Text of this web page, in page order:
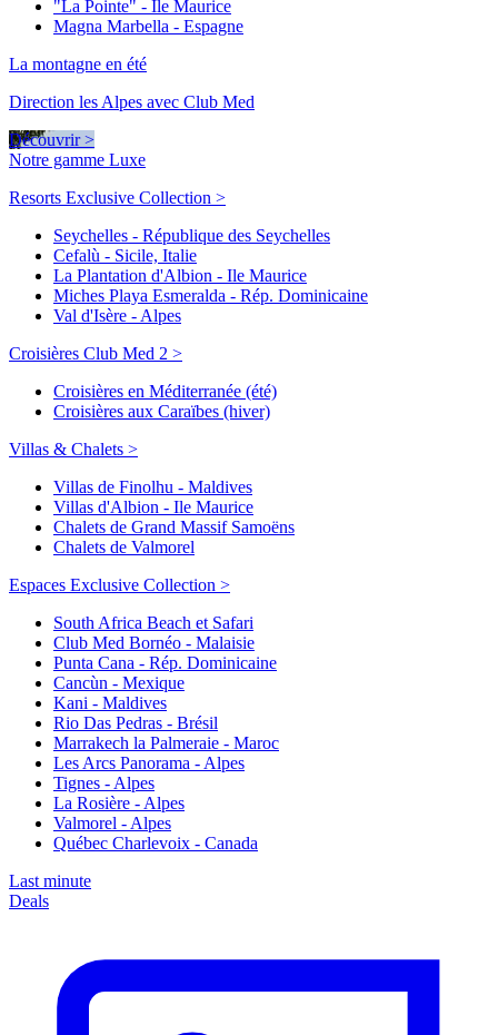
"La Pointe" - Ile Maurice
Magna Marbella - Espagne
La montagne en été
Direction les Alpes avec Club Med
Découvrir >
Notre gamme Luxe
Resorts Exclusive Collection >
Seychelles - République des Seychelles
Cefalù - Sicile, Italie
La Plantation d'Albion - Ile Maurice
Miches Playa Esmeralda - Rép. Dominicaine
Val d'Isère - Alpes
Croisières Club Med 2 >
Croisières en Méditerranée (été)
Croisières aux Caraïbes (hiver)
Villas & Chalets >
Villas de Finolhu - Maldives
Villas d'Albion - Ile Maurice
Chalets de Grand Massif Samoëns
Chalets de Valmorel
Espaces Exclusive Collection >
South Africa Beach et Safari
Club Med Bornéo - Malaisie
Punta Cana - Rép. Dominicaine
Cancùn - Mexique
Kani - Maldives
Rio Das Pedras - Brésil
Marrakech la Palmeraie - Maroc
Les Arcs Panorama - Alpes
Tignes - Alpes
La Rosière - Alpes
Valmorel - Alpes
Québec Charlevoix - Canada
Last minute
Deals